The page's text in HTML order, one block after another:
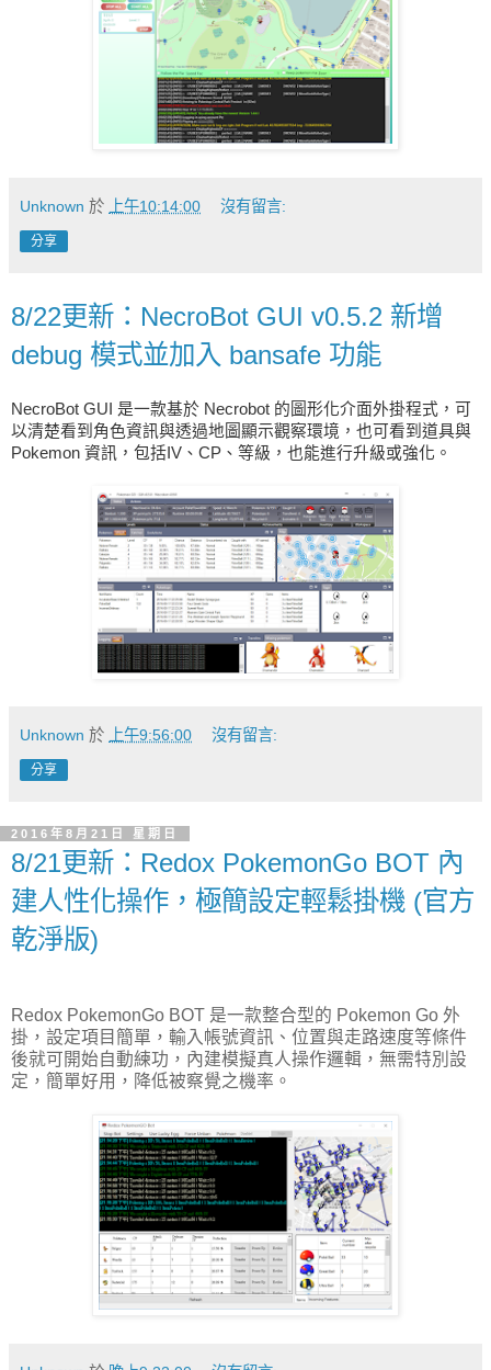
Unknown 於 上午10:14:00 沒有留言:
分享
8/22更新：NecroBot GUI v0.5.2 新增
debug 模式並加入 bansafe 功能
NecroBot GUI 是一款基於 Necrobot 的圖形化介面外掛程式，可
以清楚看到角色資訊與透過地圖顯示觀察環境，也可看到道具與
Pokemon 資訊，包括IV、CP、等級，也能進行升級或強化。
Unknown 於 上午9:56:00 沒有留言:
分享
2016年8月21日 星期日
8/21更新：Redox PokemonGo BOT 內
建人性化操作，極簡設定輕鬆掛機 (官方
乾淨版)
Redox PokemonGo BOT 是一款整合型的 Pokemon Go 外
掛，設定項目簡單，輸入帳號資訊、位置與走路速度等條件
後就可開始自動練功，內建模擬真人操作邏輯，無需特別設
定，簡單好用，降低被察覺之機率。